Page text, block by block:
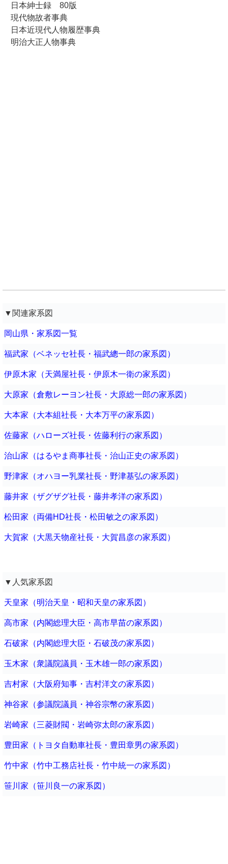
日本紳士録 80版
現代物故者事典
日本近現代人物履歴事典
明治大正人物事典
▼関連家系図
岡山県・家系図一覧
福武家（ベネッセ社長・福武總一郎の家系図）
伊原木家（天満屋社長・伊原木一衛の家系図）
大原家（倉敷レーヨン社長・大原総一郎の家系図）
大本家（大本組社長・大本万平の家系図）
佐藤家（ハローズ社長・佐藤利行の家系図）
治山家（はるやま商事社長・治山正史の家系図）
野津家（オハヨー乳業社長・野津基弘の家系図）
藤井家（ザグザグ社長・藤井孝洋の家系図）
松田家（両備HD社長・松田敏之の家系図）
大賀家（大黒天物産社長・大賀昌彦の家系図）
▼人気家系図
天皇家（明治天皇・昭和天皇の家系図）
高市家（内閣総理大臣・高市早苗の家系図）
石破家（内閣総理大臣・石破茂の家系図）
玉木家（衆議院議員・玉木雄一郎の家系図）
吉村家（大阪府知事・吉村洋文の家系図）
神谷家（参議院議員・神谷宗幣の家系図）
岩崎家（三菱財閥・岩崎弥太郎の家系図）
豊田家（トヨタ自動車社長・豊田章男の家系図）
竹中家（竹中工務店社長・竹中統一の家系図）
笹川家（笹川良一の家系図）